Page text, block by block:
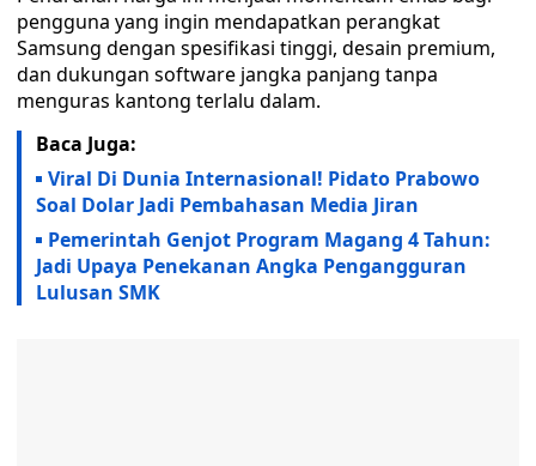
pengguna yang ingin mendapatkan perangkat
Samsung dengan spesifikasi tinggi, desain premium,
dan dukungan software jangka panjang tanpa
menguras kantong terlalu dalam.
Baca Juga:
Viral Di Dunia Internasional! Pidato Prabowo
Soal Dolar Jadi Pembahasan Media Jiran
Pemerintah Genjot Program Magang 4 Tahun:
Jadi Upaya Penekanan Angka Pengangguran
Lulusan SMK